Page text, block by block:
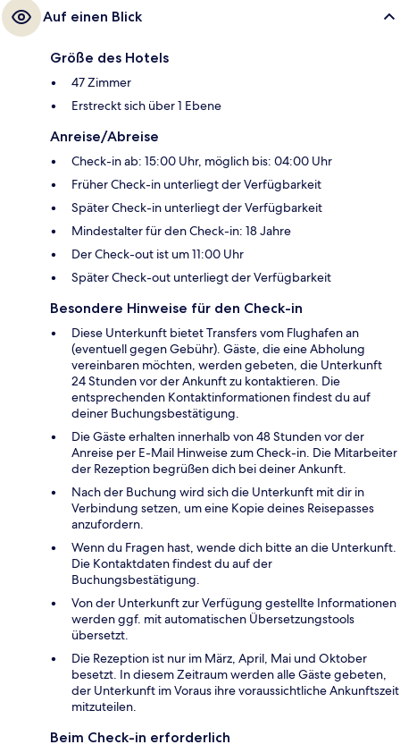
Auf einen Blick
Größe des Hotels
47 Zimmer
Erstreckt sich über 1 Ebene
Anreise/Abreise
Check-in ab: 15:00 Uhr, möglich bis: 04:00 Uhr
Früher Check-in unterliegt der Verfügbarkeit
Später Check-in unterliegt der Verfügbarkeit
Mindestalter für den Check-in: 18 Jahre
Der Check-out ist um 11:00 Uhr
Später Check-out unterliegt der Verfügbarkeit
Besondere Hinweise für den Check-in
Diese Unterkunft bietet Transfers vom Flughafen an
(eventuell gegen Gebühr). Gäste, die eine Abholung
vereinbaren möchten, werden gebeten, die Unterkunft
24 Stunden vor der Ankunft zu kontaktieren. Die
entsprechenden Kontaktinformationen findest du auf
deiner Buchungsbestätigung.
Die Gäste erhalten innerhalb von 48 Stunden vor der
Anreise per E-Mail Hinweise zum Check-in. Die Mitarbeiter
der Rezeption begrüßen dich bei deiner Ankunft.
Nach der Buchung wird sich die Unterkunft mit dir in
Verbindung setzen, um eine Kopie deines Reisepasses
anzufordern.
Wenn du Fragen hast, wende dich bitte an die Unterkunft.
Die Kontaktdaten findest du auf der
Buchungsbestätigung.
Von der Unterkunft zur Verfügung gestellte Informationen
werden ggf. mit automatischen Übersetzungstools
übersetzt.
Die Rezeption ist nur im März, April, Mai und Oktober
besetzt. In diesem Zeitraum werden alle Gäste gebeten,
der Unterkunft im Voraus ihre voraussichtliche Ankunftszeit
mitzuteilen.
Beim Check-in erforderlich